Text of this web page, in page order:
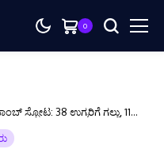
0
ಸ್ಫೋಟ: 38 ಉಗ್ರರಿಗೆ ಗಲ್ಲು, 11